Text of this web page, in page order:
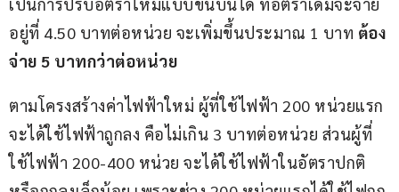
เป็นการปรับอัตราใหม่แบบขั้นบันได ที่อัตราเดิมจะจ่าย
อยู่ที่ 4.50 บาทต่อหน่วย จะเพิ่มขึ้นประมาณ 1 บาท ต้อง
จ่าย 5 บาทกว่าต่อหน่วย
ตามโครงสร้างค่าไฟฟ้าใหม่ ผู้ที่ใช้ไฟฟ้า 200 หน่วยแรก
จะได้ใช้ไฟฟ้าถูกลง คือไม่เกิน 3 บาทต่อหน่วย ส่วนผู้ที่
ใช้ไฟฟ้า 200-400 หน่วย จะได้ใช้ไฟฟ้าในอัตราปกติ